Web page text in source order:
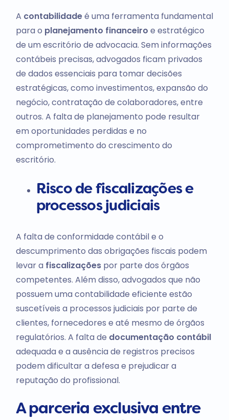
A contabilidadeé uma ferramenta fundamental
para o planejamento financeiro e estratégico
de um escritório de advocacia. Sem informações
contábeis precisas, advogados ficam privados
de dados essenciais para tomar decisões
estratégicas, como investimentos, expansão do
negócio, contratação de colaboradores, entre
outros. A falta de planejamento pode resultar
em oportunidades perdidas e no
comprometimento do crescimento do
escritório.
Risco de fiscalizações e
processos judiciais
A falta de conformidade contábil e o
descumprimento das obrigações fiscais podem
levar a fiscalizações por parte dos órgãos
competentes. Além disso, advogados que não
possuem uma contabilidade eficiente estão
suscetíveis a processos judiciais por parte de
clientes, fornecedores e até mesmo de órgãos
regulatórios. A falta de documentação contábil
adequada e a ausência de registros precisos
podem dificultar a defesa e prejudicar a
reputação do profissional.
A parceria exclusiva entre